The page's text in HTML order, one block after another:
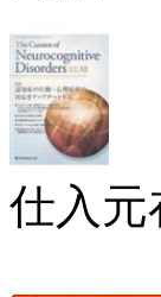
仕入元